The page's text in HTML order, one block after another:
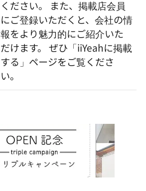
ください。 また、掲載店会員
にご登録いただくと、会社の情
報をより魅力的にご紹介いた
だけます。 ぜひ「iiYeahに掲載
する」ページをご覧くださ
い。